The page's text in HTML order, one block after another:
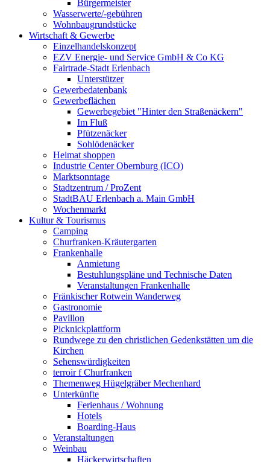
Bürgermeister
Wasserwerte/-gebühren
Wohnbaugrundstücke
Wirtschaft & Gewerbe
Einzelhandelskonzept
EZV Energie- und Service GmbH & Co KG
Fairtrade-Stadt Erlenbach
Unterstützer
Gewerbedatenbank
Gewerbeflächen
Gewerbegebiet "Hinter den Straßenäckern"
Im Fluß
Pfützenäcker
Sohlödenäcker
Heimat shoppen
Industrie Center Obernburg (ICO)
Marktsonntage
Stadtzentrum / ProZent
StadtBAU Erlenbach a. Main GmbH
Wochenmarkt
Kultur & Tourismus
Camping
Churfranken-Kräutergarten
Frankenhalle
Anmietung
Bestuhlungspläne und Technische Daten
Veranstaltungen Frankenhalle
Fränkischer Rotwein Wanderweg
Gastronomie
Pavillon
Picknickplattform
Rundwege zu den christlichen Gedenkstätten um die
Kirchen
Sehenswürdigkeiten
terroir f Churfranken
Themenweg Hügelgräber Mechenhard
Unterkünfte
Ferienhaus / Wohnung
Hotels
Boarding-Haus
Veranstaltungen
Weinbau
Häckerwirtschaften